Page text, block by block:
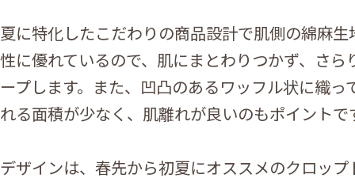
夏に特化したこだわりの商品設計で肌側の綿麻
性に優れているので、肌にまとわりつかず、さら
ープします。また、凹凸のあるワッフル状に織っ
れる面積が少なく、肌離れが良いのもポイントで
デザインは、春先から初夏にオススメのクロッ